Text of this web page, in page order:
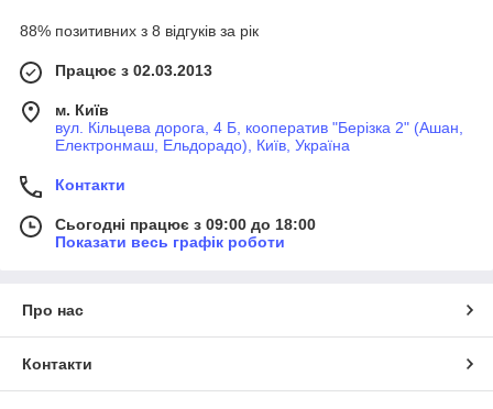
88% позитивних з 8 відгуків за рік
Працює з 02.03.2013
м. Київ
вул. Кільцева дорога, 4 Б, кооператив "Берізка 2" (Ашан,
Електронмаш, Ельдорадо), Київ, Україна
Контакти
Сьогодні працює з 09:00 до 18:00
Показати весь графік роботи
Про нас
Контакти